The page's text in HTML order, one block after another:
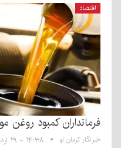
اقتصاد
فرمانداران کمبود روغن
خبرنگار کرمان نو ۱۴:۳۸ - ۲۹ اردیبهشت ۱۴۰۱